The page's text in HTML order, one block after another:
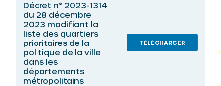
Décret n° 2023-1314
du 28 décembre
2023 modifiant la
liste des quartiers
prioritaires de la
politique de la ville
dans les
départements
métropolitains
TÉLÉCHARGER